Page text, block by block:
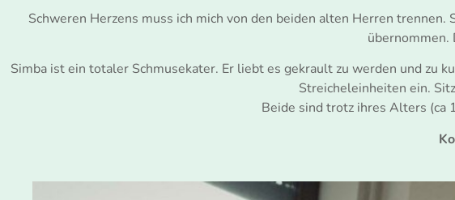
Schweren Herzens muss ich mich von den beiden alten Herren
übernommen.
Simba ist ein totaler Schmusekater. Er liebt es gekrault zu werden und zu
Streicheleinheiten ein.
Beide sind trotz ihres Alters (ca